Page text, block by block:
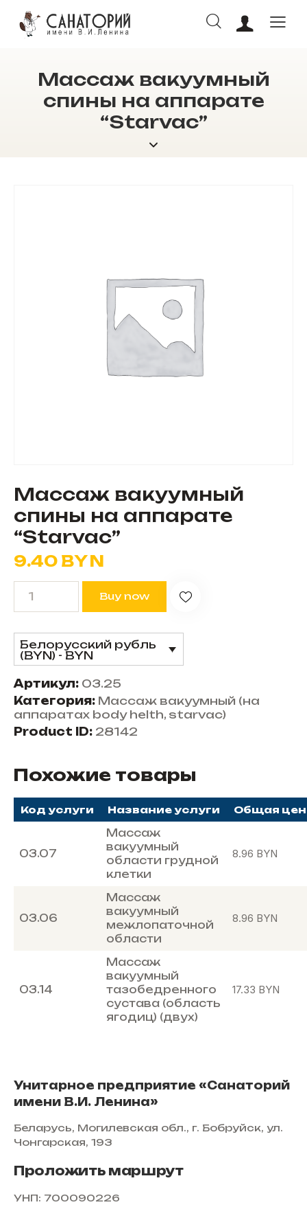
Массаж вакуумный
спины на аппарате
“Starvac”
ОНЛАЙН БРОНИРОВАНИЕ
Массаж вакуумный
спины на аппарате
“Starvac”
9.40 BYN
Buy now
Белорусский рубль
(BYN) - BYN
Артикул: 03.25
Категория: Массаж вакуумный (на
аппаратах body helth, starvac)
Product ID: 28142
Похожие товары
Код услуги Название услуги Общая
03.07
Массаж
вакуумный
области грудной
клетки
8.96 BYN
03.06
Массаж
вакуумный
межлопаточной
области
8.96 BYN
03.14
Массаж
вакуумный
тазобедренного
сустава (область
ягодиц) (двух)
17.33 BYN
Унитарное предприятие «Санаторий
имени В.И. Ленина»
Беларусь, Могилевская обл., г. Бобруйск, ул.
Чонгарская, 193
Проложить маршрут
УНП: 700090226